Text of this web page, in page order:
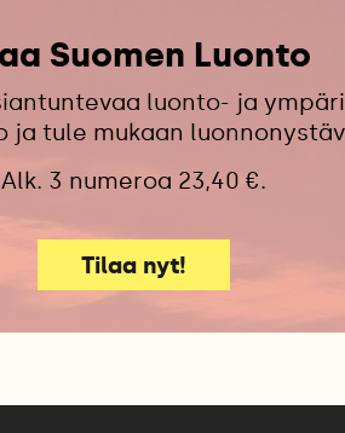
Suomen Luonto
luonto- ja
ja tule mukaan
Alk. 3 numeroa 23,40 €.
Tilaa nyt!